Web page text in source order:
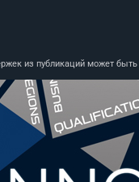
из публикаций может